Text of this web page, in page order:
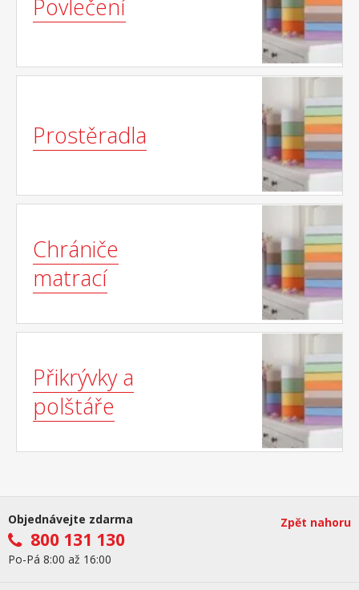
Povlečení
Prostěradla
Chrániče
matrací
Přikrývky a
polštáře
Objednávejte zdarma
800 131 130
Po-Pá 8:00 až 16:00
Zpět nahoru